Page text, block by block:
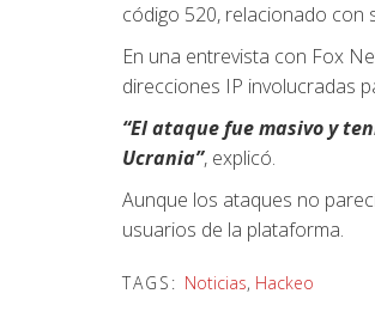
código 520, relacionado con
En una entrevista con Fox
direcciones IP involucradas
“El ataque fue masivo y
Ucrania”, explicó.
Aunque los ataques no
usuarios de la plataforma.
TAGS: Noticias, Hackeo